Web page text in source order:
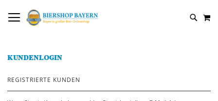
ZUM
INHALT
KUNDENLOGIN
REGISTRIERTE KUNDEN